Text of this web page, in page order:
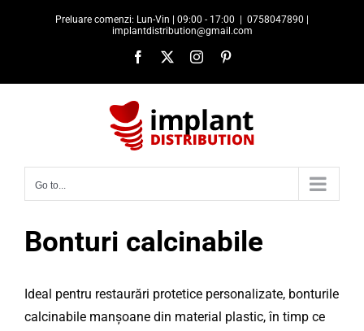
Preluare comenzi: Lun-Vin | 09:00 - 17:00
0758047890 |
implantdistribution@gmail.com
Facebook Instagram
Go to...
Bonturi calcinabile
Ideal pentru restaurări protetice personalizate, bonturile
calcinabile manșoane din material plastic, în timp ce